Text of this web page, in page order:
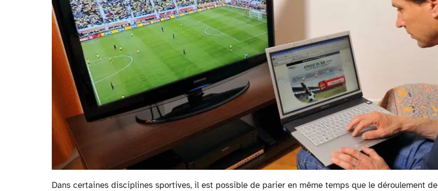
Dans certaines disciplines sportives, il est possible de parier en même temps que le déroulement de